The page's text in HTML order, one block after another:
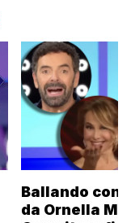
Ballando con
da Ornella